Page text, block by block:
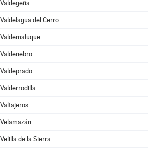
Valdegeña
Valdelagua del Cerro
Valdemaluque
Valdenebro
Valdeprado
Valderrodilla
Valtajeros
Velamazán
Velilla de la Sierra